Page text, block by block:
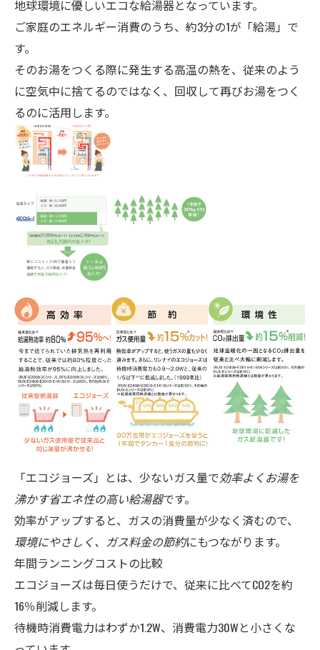
地球環境に優しいエコな給湯器となっています。
ご家庭のエネルギー消費のうち、約3分の1が「給湯」で
す。
そのお湯をつくる際に発生する高温の熱を、従来のよう
に空気中に捨てるのではなく、回収して再びお湯をつく
るのに活用します。
「エコジョーズ」とは、少ないガス量で効率よくお湯を
沸かす省エネ性の高い給湯器です。
効率がアップすると、ガスの消費量が少なく済むので、
環境にやさしく、ガス料金の節約にもつながります。
年間ランニングコストの比較
エコジョーズは毎日使うだけで、従来に比べてCO2を約
16％削減します。
待機時消費電力はわずか1.2W、消費電力30Wと小さくな